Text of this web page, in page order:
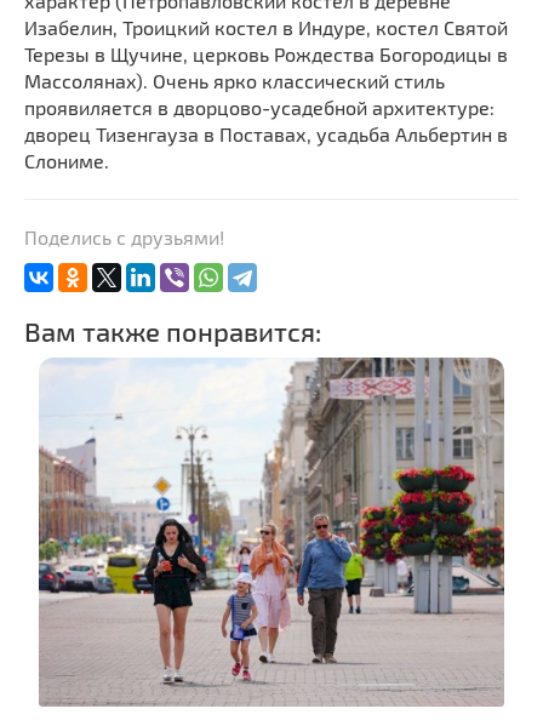
Изабелин, Троицкий костел в Индуре, костел Святой
Терезы в Щучине, церковь Рождества Богородицы в
Массолянах). Очень ярко классический стиль
проявиляется в дворцово-усадебной архитектуре:
дворец Тизенгауза в Поставах, усадьба Альбертин в
Слониме.
Поделись с друзьями!
Вам также понравится: